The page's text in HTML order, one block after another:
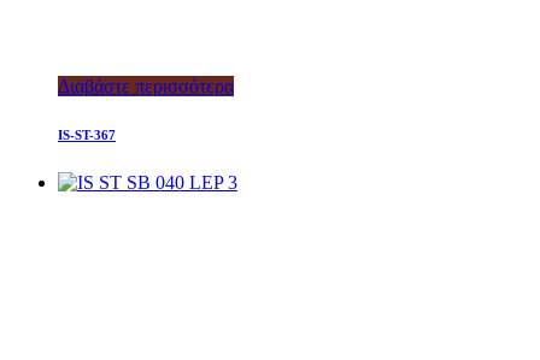
Διαβάστε περισσότερα
IS-ST-367